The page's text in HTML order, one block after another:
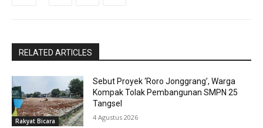
RELATED ARTICLES
Rakyat Bicara
Sebut Proyek ‘Roro Jonggrang’, Warga
Kompak Tolak Pembangunan SMPN 25
Tangsel
4 Agustus 2026